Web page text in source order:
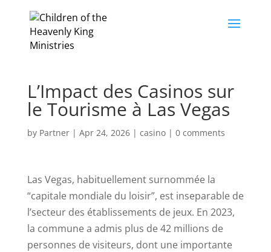
L’Impact des Casinos sur
le Tourisme à Las Vegas
by Partner| Apr 24, 2026| casino| 0 comments
Las Vegas, habituellement surnommée la
“capitale mondiale du loisir”, est inseparable de
l’secteur des établissements de jeux. En 2023,
la commune a admis plus de 42 millions de
personnes de visiteurs, dont une importante